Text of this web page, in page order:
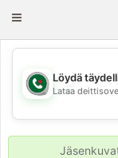
Toggle
💖
Löydä
Lataa